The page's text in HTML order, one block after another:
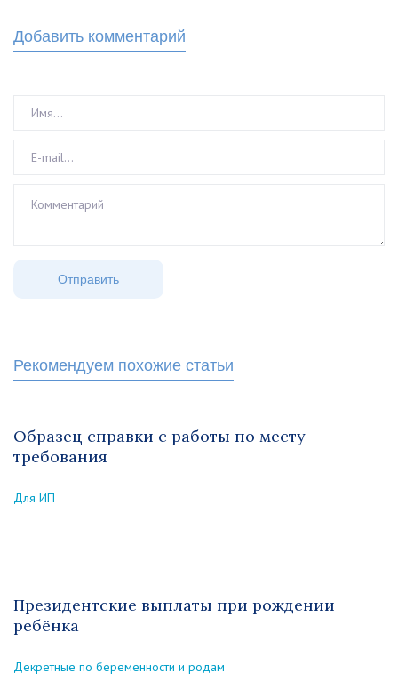
Добавить комментарий
Рекомендуем похожие статьи
Образец справки с работы по месту
требования
Для ИП
Президентские выплаты при рождении
ребёнка
Декретные по беременности и родам